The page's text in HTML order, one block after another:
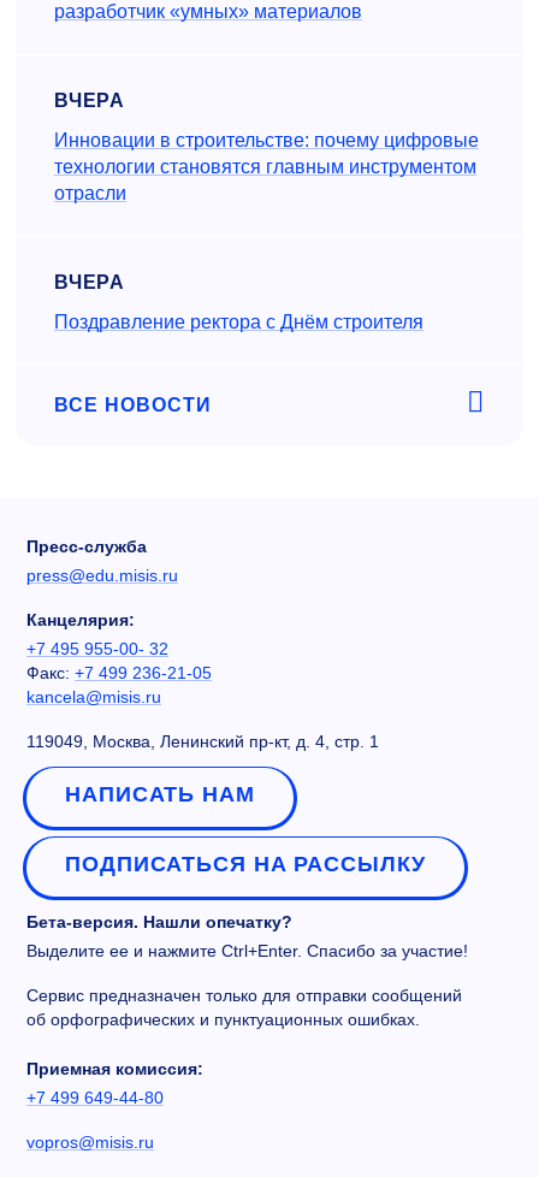
разработчик «умных» материалов
ВЧЕРА
Инновации в строительстве: почему цифровые
технологии становятся главным инструментом
отрасли
ВЧЕРА
Поздравление ректора с Днём строителя
ВСЕ НОВОСТИ
Пресс-служба
press@edu.misis.ru
Канцелярия:
+7 495 955-00- 32
Факс: +7 499 236-21-05
kancela@misis.ru
119049, Москва, Ленинский пр-кт, д. 4, стр. 1
НАПИСАТЬ НАМ
ПОДПИСАТЬСЯ НА РАССЫЛКУ
Бета-версия. Нашли опечатку?
Выделите ее и нажмите Ctrl+Enter. Спасибо за участие!
Сервис предназначен только для отправки сообщений
об орфографических и пунктуационных ошибках.
Приемная комиссия:
+7 499 649-44-80
vopros@misis.ru